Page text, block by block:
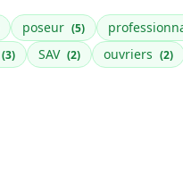
poseur (5)
(3) SAV (2) ouvriers (2)